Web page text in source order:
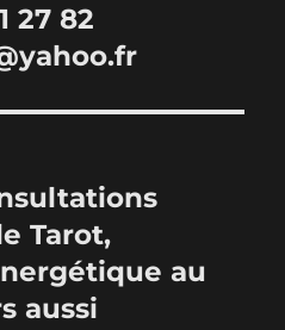
27 82
Tarot,
au
aussi